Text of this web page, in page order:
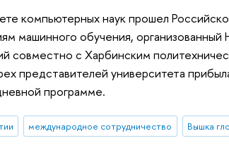
компьютерных наук прошел
машинного обучения,
совместно с Харбинским
представителей университета
программе.
международное сотрудничество Вышка